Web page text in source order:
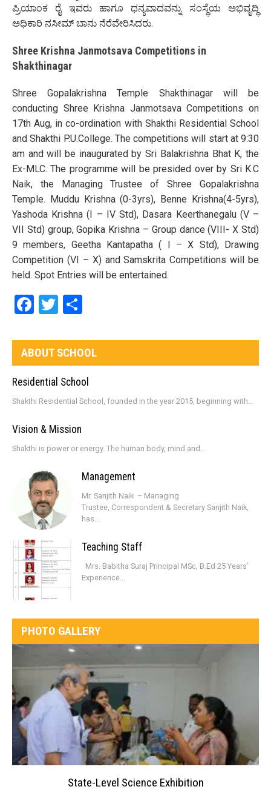
ಪ್ರಿಯಾಂಕ ರೈ ಇವರು ಹಾಗೂ ಧನ್ಯವಾದವನ್ನು ಸಂಸ್ಥೆಯ ಅಭಿವೃದ್ಧಿ
ಅಧಿಕಾರಿ ನಸೀಮ್ ಬಾನು ನೆರೆವೇರಿಸಿದರು.
Shree Krishna Janmotsava Competitions in
Shakthinagar
Shree Gopalakrishna Temple Shakthinagar will be
conducting Shree Krishna Janmotsava Competitions on
17th Aug, in co-ordination with Shakthi Residential School
and Shakthi P.U.College. The competitions will start at 9:30
am and will be inaugurated by Sri Balakrishna Bhat K, the
Ex-MLC. The programme will be presided over by Sri K.C
Naik, the Managing Trustee of Shree Gopalakrishna
Temple. Muddu Krishna (0-3yrs), Benne Krishna(4-5yrs),
Yashoda Krishna (I – IV Std), Dasara Keerthanegalu (V –
VII Std) group, Gopika Krishna – Group dance (VIII- X Std)
9 members, Geetha Kantapatha ( I – X Std), Drawing
Competition (VI – X) and Samskrita Competitions will be
held. Spot Entries will be entertained.
Facebook
Twitter
ABOUT SCHOOL
Residential School
Shakthi Residential School, founded in the year 2015, beginning with...
Vision & Mission
Shakthi is power or energy. The human body, mind and...
Management
Mr. Sanjith Naik – Managing
Trustee, Correspondent & Secretary Sanjith Naik,
has...
Teaching Staff
Mrs. Babitha Suraj Principal MSc, B.Ed 25 Years’
Experience...
PHOTO GALLERY
State-Level Science Exhibition